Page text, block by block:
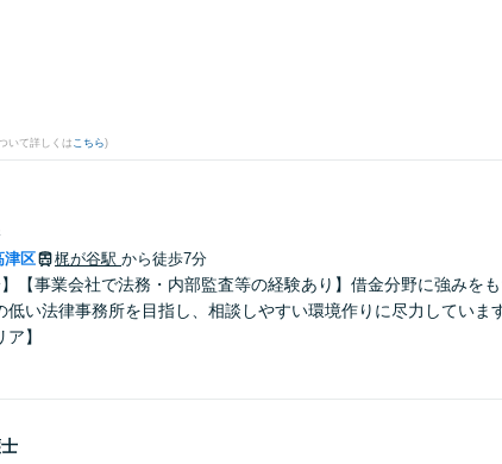
いて詳しくは こちら)
津区 梶が谷駅 から徒歩7分
】【事業会社で法務・内部監査等の経験あり】借金分野に強みを
低い法律事務所を目指し、相談しやすい環境作りに尽力していま
】